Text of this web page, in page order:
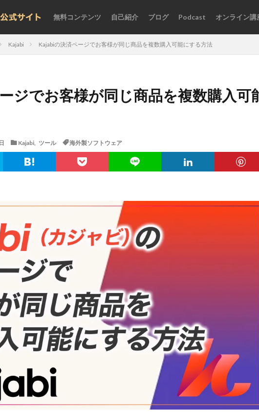
無料コンテンツ 自己紹介 ブログ Podcast オンライン講
Kajabi Kajabiの決済ページでお客様が同じ商品を複数購入可能にする方法
ジでお客様が同じ商品を複数購入可
Kajabi, ツール 海外製ソフトウェア